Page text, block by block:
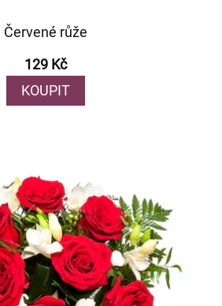
Červené růže
129 Kč
KOUPIT